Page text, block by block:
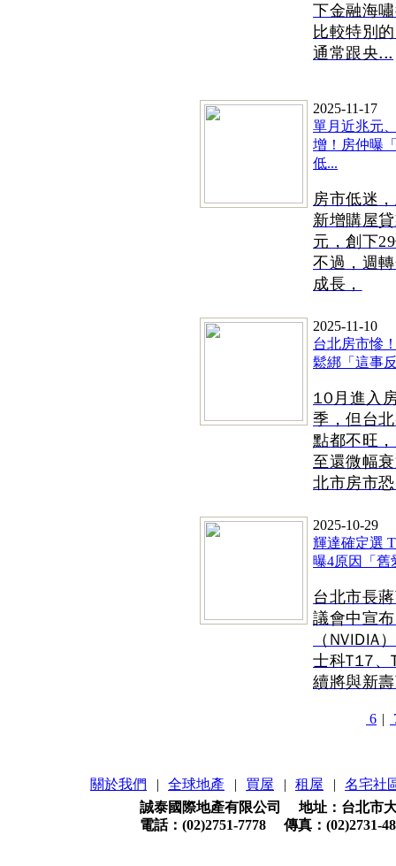
下金融海
比較特別
通常跟央...
2025-11-17
單月近兆元
增！房仲曝
低...
房市低迷
新增購屋
元，創下
不過，週
成長，
2025-11-10
台北房市慘
鬆綁「這事
10月進入
季，但台
點都不旺
至還微幅
北市房市
2025-10-29
輝達確定選
曝4原因「舊
台北市長
議會中宣
（NVIDIA
士科T17、
續將與新
6 |
關於我們 | 全球地產 | 買屋 | 租屋 |
名宅社
誠泰國際地產有限公司 地址：台北市
電話：(02)2751-7778 傳真：(02)2731-